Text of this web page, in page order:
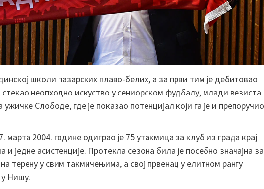
школи пазарских плаво-белих, а за први тим је дебитовао
неопходно искуство у сениорском фудбалу, млади везиста
Слободе, где је показао потенцијал који га је и препоручио
2004. године одиграо је 75 утакмица за клуб из града крај
једне асистенције. Протекла сезона била је посебно значајна за
терену у свим такмичењима, а свој првенац у елитном рангу
у Нишу.